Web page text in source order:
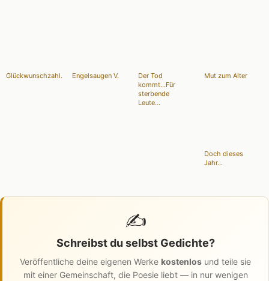
Glückwunschzahl... Engelsaugen V.
Der Tod
kommt...Für
sterbende
Leute...
Mut zum Alter
Doch dieses
Jahr...
✍️
Schreibst du selbst Gedichte?
Veröffentliche deine eigenen Werke kostenlos und teile sie
mit einer Gemeinschaft, die Poesie liebt — in nur wenigen